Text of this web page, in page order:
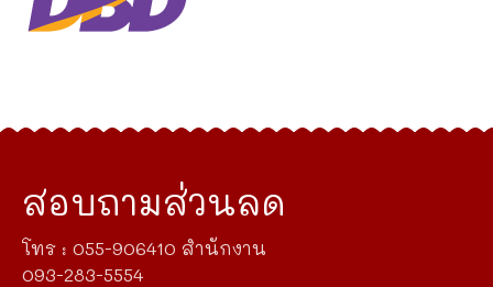
สอบถามส่วนลด
โทร : 055-906410 สำนักงาน
093-283-5554